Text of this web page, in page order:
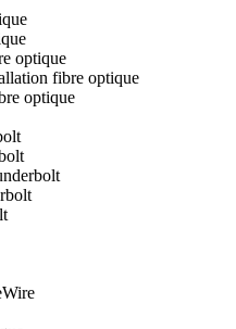
optique
fibre optique
optique